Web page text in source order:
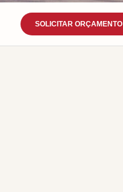
SOLICITAR ORÇAMENTO